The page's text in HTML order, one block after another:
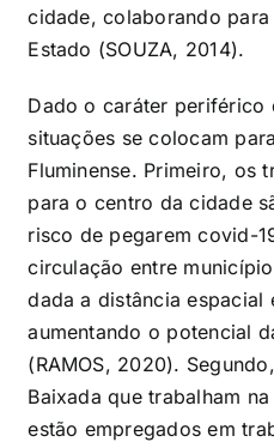
cidade, colaborando
Estado (SOUZA, 2014).
Dado o caráter periférico
situações se colocam
Fluminense. Primeiro, os
para o centro da cidade
risco de pegarem covid-
circulação entre
dada a distância espacial
aumentando o potencial
(RAMOS, 2020).
Baixada que trabalham
estão empregados em